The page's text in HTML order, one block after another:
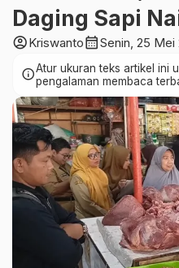
Daging Sapi
account_circleKriswantocalendar_monthSenin, 25 Mei
infoAtur ukuran teks artikel ini
pengalaman membaca